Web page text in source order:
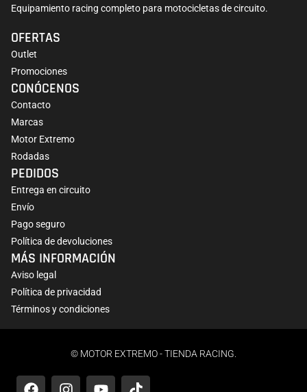
Equipamiento racing completo para motocicletas de circuito.
OFERTAS
Outlet
Promociones
CONÓCENOS
Contacto
Marcas
Motor Extremo
Rodadas
PEDIDOS
Entrega en circuito
Envío
Pago seguro
Política de devoluciones
MÁS INFORMACIÓN
Aviso legal
Política de privacidad
Términos y condiciones
© MOTOR EXTREMO - TIENDA RACING.